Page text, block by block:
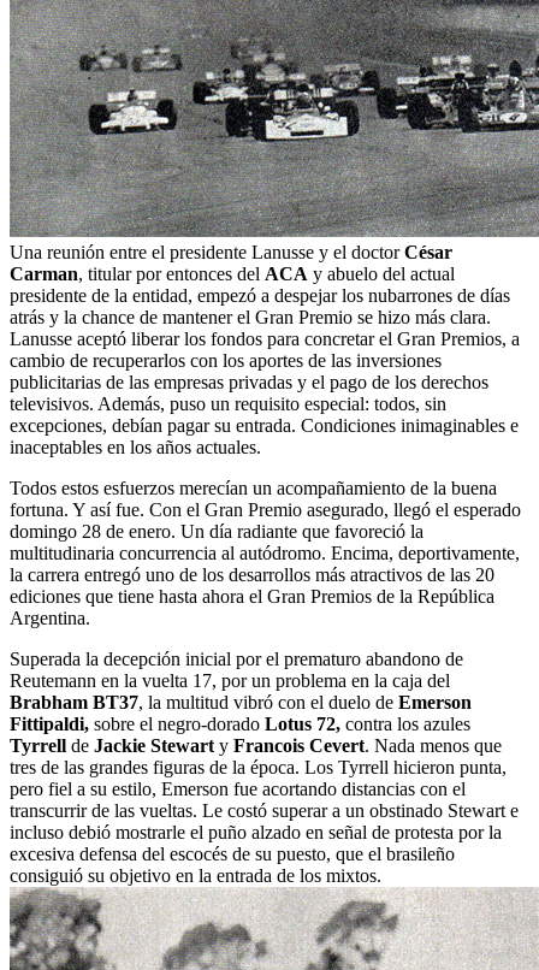
Una reunión entre el presidente Lanusse y el doctorCésar
Carman, titular por entonces del ACA y abuelo del actual
presidente de la entidad, empezó a despejar los nubarrones de días
atrás y la chance de mantener el Gran Premio se hizo más clara.
Lanusse aceptó liberar los fondos para concretar el Gran Premios, a
cambio de recuperarlos con los aportes de las inversiones
publicitarias de las empresas privadas y el pago de los derechos
televisivos. Además, puso un requisito especial: todos, sin
excepciones, debían pagar su entrada. Condiciones inimaginables e
inaceptables en los años actuales.
Todos estos esfuerzos merecían un acompañamiento de la buena
fortuna. Y así fue. Con el Gran Premio asegurado, llegó el esperado
domingo 28 de enero. Un día radiante que favoreció la
multitudinaria concurrencia al autódromo. Encima, deportivamente,
la carrera entregó uno de los desarrollos más atractivos de las 20
ediciones que tiene hasta ahora el Gran Premios de la República
Argentina.
Superada la decepción inicial por el prematuro abandono de
Reutemann en la vuelta 17, por un problema en la caja del
Brabham BT37, la multitud vibró con el duelo de Emerson
Fittipaldi, sobre el negro-dorado Lotus 72, contra los azules
Tyrrell de Jackie Stewart y Francois Cevert. Nada menos que
tres de las grandes figuras de la época. Los Tyrrell hicieron punta,
pero fiel a su estilo, Emerson fue acortando distancias con el
transcurrir de las vueltas. Le costó superar a un obstinado Stewart e
incluso debió mostrarle el puño alzado en señal de protesta por la
excesiva defensa del escocés de su puesto, que el brasileño
consiguió su objetivo en la entrada de los mixtos.